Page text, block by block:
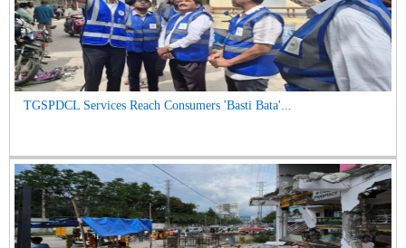
TGSPDCL Services Reach Consumers 'Basti Bata'...